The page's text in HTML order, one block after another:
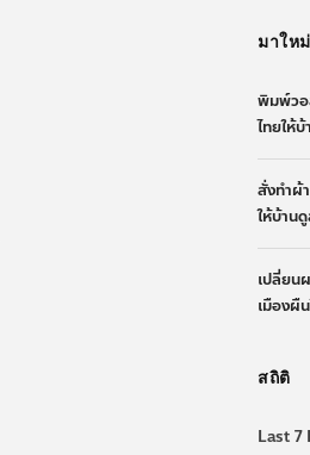
มาใหม่
พิมพ์วอ
ไทยให้
สั่งทำผ้
ให้บ้าน
เปลี่ยน
เมืองผื
สถิติ
Last 7